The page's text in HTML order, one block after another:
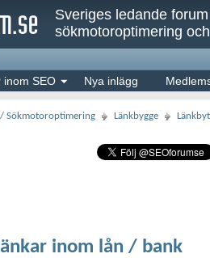
Sveriges ledande
sökmotoroptimering
inom SEO
Nya inlägg
/ Sökmotoroptimering Länkbygge
inom lån / bank